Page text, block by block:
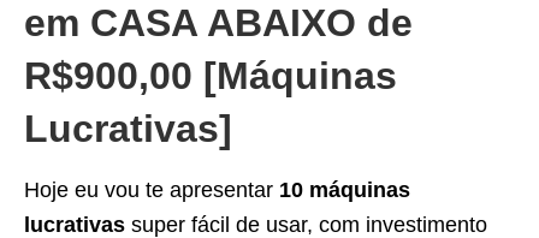
em CASA ABAIXO de
R$900,00 [Máquinas
Lucrativas]
Hoje eu vou te apresentar 10 máquinas
lucrativas super fácil de usar, com investimento